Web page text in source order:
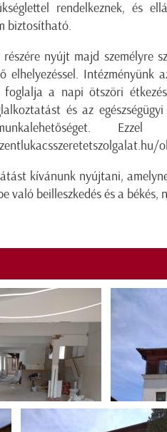
rendelkeznek, és
biztosítható.
nyújt majd személyre
elhelyezéssel.
foglalja a napi ötszöri
és az
Ezzel
kívánunk nyújtani,
való beilleszkedés és a békés,